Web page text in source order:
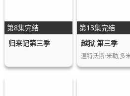
第8集完结
归来记第三季
第13集完结
越狱 第三季